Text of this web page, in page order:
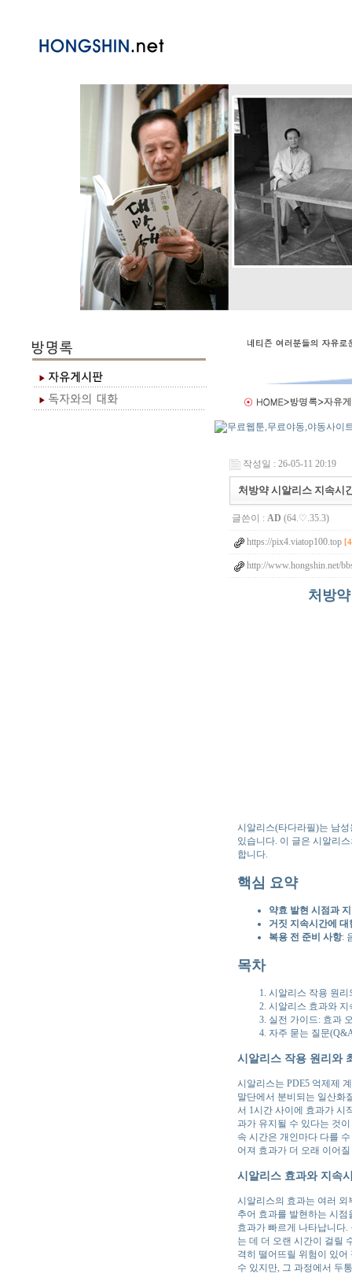
작성일 : 26-05-11 20:19
처방약 시알리스 지속시
글쓴이 : AD (64.♡.35.3)
https://pix4.viatop100.top
http://www.hongshin.net/
처방
시알리스(타다라필)는 남
있습니다. 이 글은 시알리
합니다.
핵심 요약
약효 발현 시점과
거짓 지속시간에 대
복용 전 준비 사항:
목차
시알리스 작용 원리
시알리스 효과와
실전 가이드: 효과
자주 묻는 질문
시알리스 작용 원리와
시알리스는 PDE5 억제제
말단에서 분비되는 일산화
서 1시간 사이에 효과가 시
과가 유지될 수 있다는 것
속 시간은 개인마다 다를
어져 효과가 더 오래 이어
시알리스 효과와 지속
시알리스의 효과는 여러 외
추어 효과를 발현하는 시
효과가 빠르게 나타납니다
는 데 더 오랜 시간이 걸릴
격히 떨어뜨릴 위험이 있
수 있지만, 그 과정에서 두